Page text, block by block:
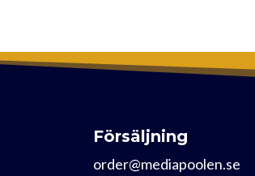
Försäljning
order@mediapoolen.se